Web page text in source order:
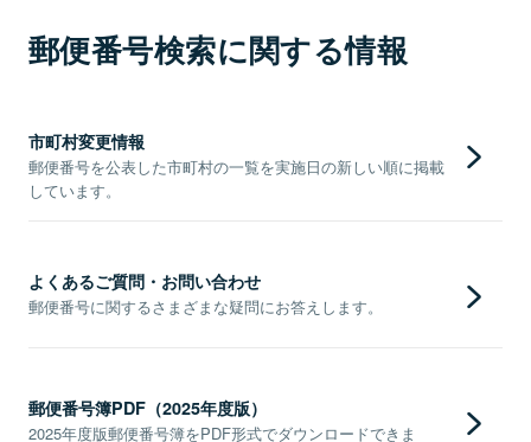
郵便番号検索に関する情報
市町村変更情報
郵便番号を公表した市町村の一覧を実施日の新しい順に掲載
しています。
よくあるご質問・お問い合わせ
郵便番号に関するさまざまな疑問にお答えします。
郵便番号簿PDF（2025年度版）
2025年度版郵便番号簿をPDF形式でダウンロードできま